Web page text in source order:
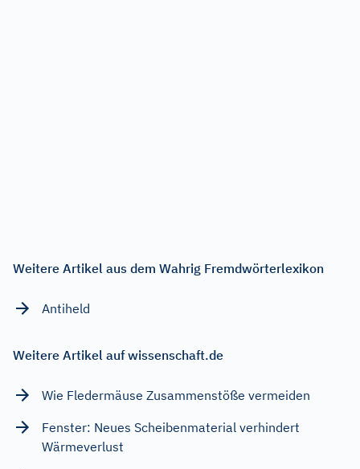
Weitere Artikel aus dem Wahrig Fremdwörterlexikon
Antiheld
Weitere Artikel auf wissenschaft.de
Wie Fledermäuse Zusammenstöße vermeiden
Fenster: Neues Scheibenmaterial verhindert
Wärmeverlust